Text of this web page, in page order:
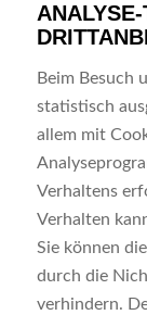
Beim Besuch
statistisch
allem mit
Verhaltens
Verhalten
Sie können
durch die
verhindern.